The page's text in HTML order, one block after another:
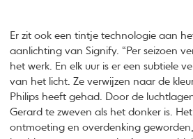
Er zit ook een tintje technologie aan
aanlichting van Signify. “Per seizoen
het werk. En elk uur is er een subtiele
van het licht. Ze verwijzen naar de
Philips heeft gehad. Door de
Gerard te zweven als het donker is.
ontmoeting en overdenking